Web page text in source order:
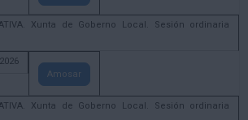
Xunta de Goberno Local. Sesión ordinaria
Amosar
Xunta de Goberno Local. Sesión ordinaria